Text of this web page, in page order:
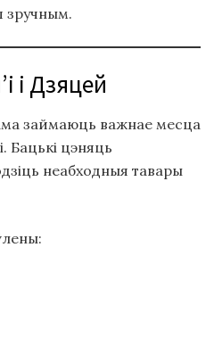
зручным.
і Дзяцей
займаюць важнае месца
Бацькі цэняць
неабходныя тавары